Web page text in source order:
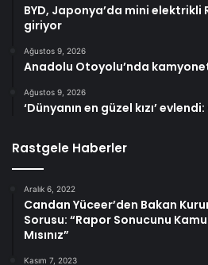
BYD, Japonya’da mini
giriyor
Ağustos 9, 2026
Anadolu Otoyolu’nda
Ağustos 9, 2026
‘Dünyanın en güzel kızı’
Rastgele Haberler
Aralık 6, 2022
Candan Yüceer’den Bakan
Sorusu: “Rapor Sonucunu
Mısınız”
Kasım 7, 2023